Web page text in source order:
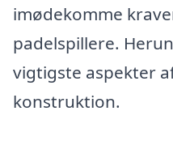
imødekomme
padelspillere.
vigtigste aspekter
konstruktion.